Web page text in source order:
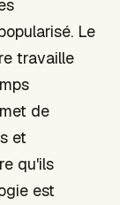
Le
travaille
de
et
qu'ils
est